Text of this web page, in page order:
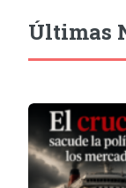
Últimas